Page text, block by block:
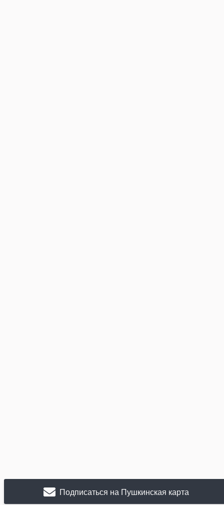
Подписаться на Пушкинская карта